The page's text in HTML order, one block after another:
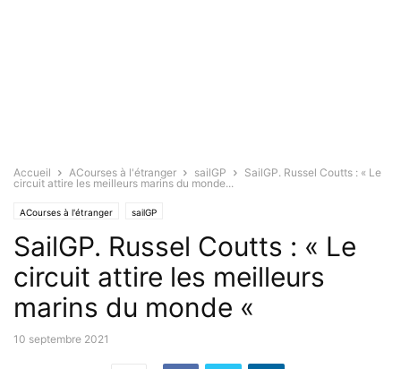
Accueil ACourses à l'étranger sailGP
SailGP. Russel Coutts : « Le
circuit attire les meilleurs marins du monde...
ACourses à l'étranger sailGP
SailGP. Russel Coutts : « Le
circuit attire les meilleurs
marins du monde «
10 septembre 2021